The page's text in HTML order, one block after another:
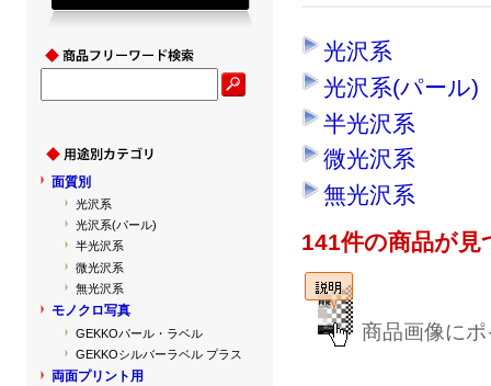
光沢系
光沢系(パール)
半光沢系
微光沢系
無光沢系
141件の商品が
商品画像に
面質別
光沢系
光沢系(パール)
半光沢系
微光沢系
無光沢系
モノクロ写真
GEKKOパール・ラベル
GEKKOシルバーラベル プラス
両面プリント用